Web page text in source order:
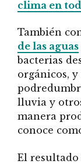
clima en
También
de las aguas
bacterias
orgánicos,
lluvia y
manera
conoce
El resultado